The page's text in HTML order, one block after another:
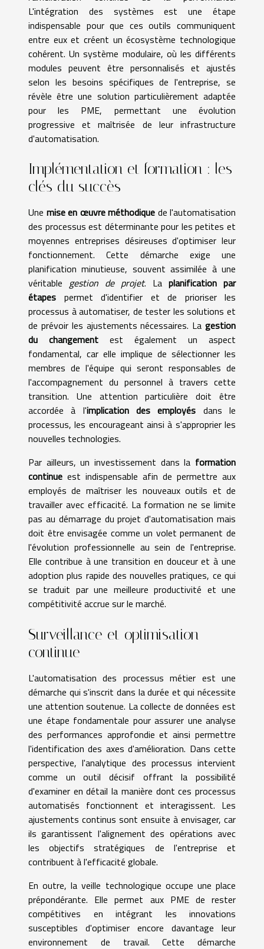
L'intégration des systèmes est une étape
indispensable pour que ces outils communiquent
entre eux et créent un écosystème technologique
cohérent. Un système modulaire, où les différents
modules peuvent être personnalisés et ajustés
selon les besoins spécifiques de l'entreprise, se
révèle être une solution particulièrement adaptée
pour les PME, permettant une évolution
progressive et maîtrisée de leur infrastructure
d'automatisation.
Implémentation et formation : les
clés du succès
Une mise en œuvre méthodique de l'automatisation
des processus est déterminante pour les petites et
moyennes entreprises désireuses d'optimiser leur
fonctionnement. Cette démarche exige une
planification minutieuse, souvent assimilée à une
véritable gestion de projet. La planification par
étapes permet d'identifier et de prioriser les
processus à automatiser, de tester les solutions et
de prévoir les ajustements nécessaires. La gestion
du changement est également un aspect
fondamental, car elle implique de sélectionner les
membres de l'équipe qui seront responsables de
l'accompagnement du personnel à travers cette
transition. Une attention particulière doit être
accordée à l'implication des employés dans le
processus, les encourageant ainsi à s'approprier les
nouvelles technologies.
Par ailleurs, un investissement dans la formation
continue est indispensable afin de permettre aux
employés de maîtriser les nouveaux outils et de
travailler avec efficacité. La formation ne se limite
pas au démarrage du projet d'automatisation mais
doit être envisagée comme un volet permanent de
l'évolution professionnelle au sein de l'entreprise.
Elle contribue à une transition en douceur et à une
adoption plus rapide des nouvelles pratiques, ce qui
se traduit par une meilleure productivité et une
compétitivité accrue sur le marché.
Surveillance et optimisation
continue
L'automatisation des processus métier est une
démarche qui s'inscrit dans la durée et qui nécessite
une attention soutenue. La collecte de données est
une étape fondamentale pour assurer une analyse
des performances approfondie et ainsi permettre
l'identification des axes d'amélioration. Dans cette
perspective, l'analytique des processus intervient
comme un outil décisif offrant la possibilité
d'examiner en détail la manière dont ces processus
automatisés fonctionnent et interagissent. Les
ajustements continus sont ensuite à envisager, car
ils garantissent l'alignement des opérations avec
les objectifs stratégiques de l'entreprise et
contribuent à l'efficacité globale.
En outre, la veille technologique occupe une place
prépondérante. Elle permet aux PME de rester
compétitives en intégrant les innovations
susceptibles d'optimiser encore davantage leur
environnement de travail. Cette démarche